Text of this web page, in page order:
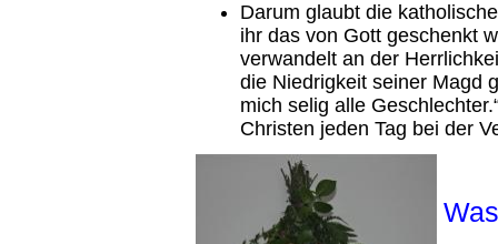
Darum glaubt die
ihr das von Gott geschenkt
verwandelt an der
die Niedrigkeit seiner Magd
mich selig alle
Christen jeden Tag bei der